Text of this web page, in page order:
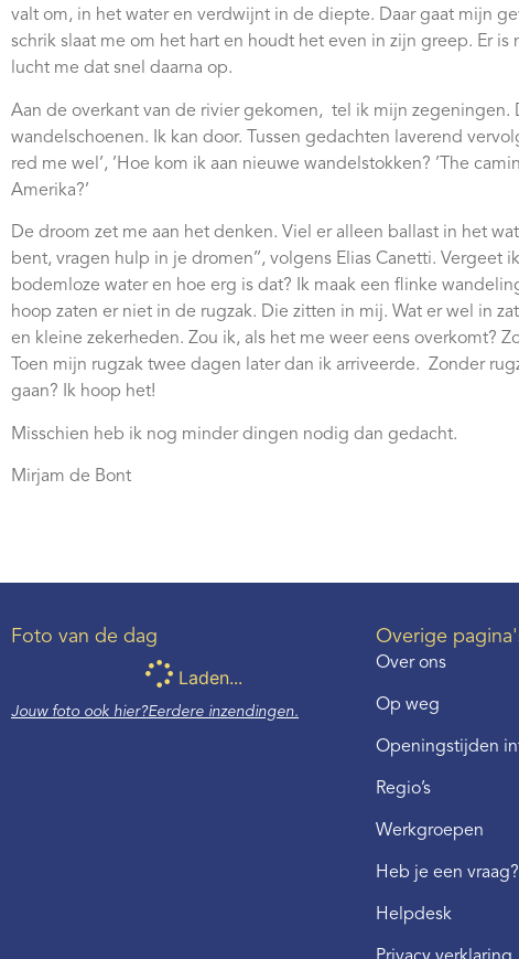
valt om, in het water en verdwijnt in de diepte. Daar gaat mijn
schrik slaat me om het hart en houdt het even in zijn greep. Er
lucht me dat snel daarna op.
Aan de overkant van de rivier gekomen, tel ik mijn zegeningen.
wandelschoenen. Ik kan door. Tussen gedachten laverend
red me wel’, ’Hoe kom ik aan nieuwe wandelstokken? ’The
Amerika?’
De droom zet me aan het denken. Viel er alleen ballast in het
bent, vragen hulp in je dromen’’, volgens Elias Canetti. Vergeet
bodemloze water en hoe erg is dat? Ik maak een flinke
hoop zaten er niet in de rugzak. Die zitten in mij. Wat er wel in
en kleine zekerheden. Zou ik, als het me weer eens overkomt?
Toen mijn rugzak twee dagen later dan ik arriveerde. Zonder
gaan? Ik hoop het!
Misschien heb ik nog minder dingen nodig dan gedacht.
Mirjam de Bont
Foto van de dag
Laden...
Jouw foto ook hier?Eerdere inzendingen.
Overige
Over ons
Op weg
Openingstijden
Regio’s
Werkgroepen
Heb je een vraag?
Helpdesk